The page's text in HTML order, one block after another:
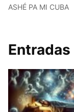
ASHÉ PA MI CUBA